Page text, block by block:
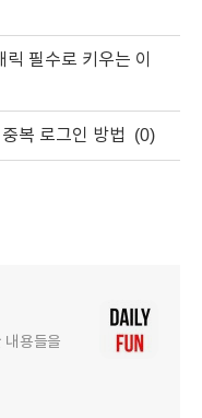
필수로 키우는 이
복 로그인 방법 (0)
내용들을